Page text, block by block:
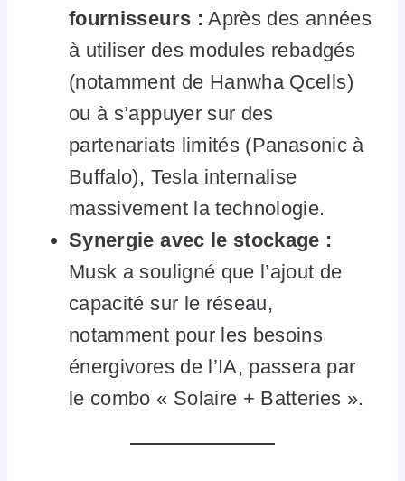
fournisseurs : Après des années
à utiliser des modules rebadgés
(notamment de Hanwha Qcells)
ou à s’appuyer sur des
partenariats limités (Panasonic à
Buffalo), Tesla internalise
massivement la technologie.
Synergie avec le stockage :
Musk a souligné que l’ajout de
capacité sur le réseau,
notamment pour les besoins
énergivores de l’IA, passera par
le combo « Solaire + Batteries ».